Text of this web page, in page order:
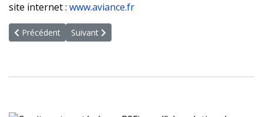
site internet : www.aviance.fr
Article précédent : Notre expertise sur la Démarche Qualité des
Précédent Article suivant : La démarche stratégique
Suivant